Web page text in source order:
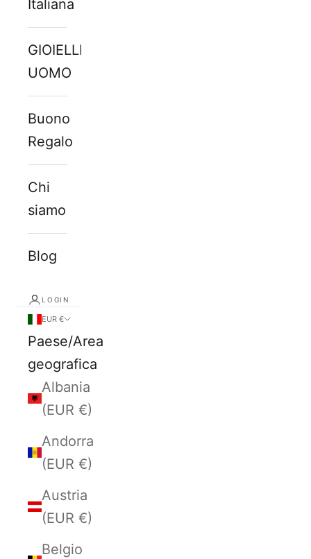
Italiana
GIOIELLI
UOMO
Buono
Regalo
Chi
siamo
Blog
LOGIN
EUR €
Paese/Area
geografica
Albania
(EUR €)
Andorra
(EUR €)
Austria
(EUR €)
Belgio